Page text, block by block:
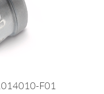
F01